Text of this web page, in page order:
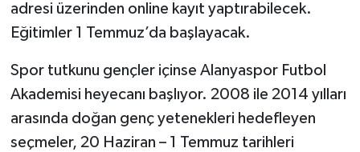
adresi üzerinden online kayıt yaptırabilecek.
Eğitimler 1 Temmuz’da başlayacak.
Spor tutkunu gençler içinse Alanyaspor Futbol
Akademisi heyecanı başlıyor. 2008 ile 2014 yılları
arasında doğan genç yetenekleri hedefleyen
seçmeler, 20 Haziran – 1 Temmuz tarihleri